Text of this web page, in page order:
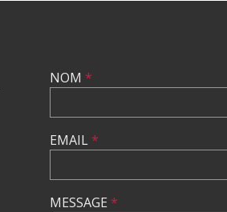
NOM *
EMAIL*
MESSAGE *